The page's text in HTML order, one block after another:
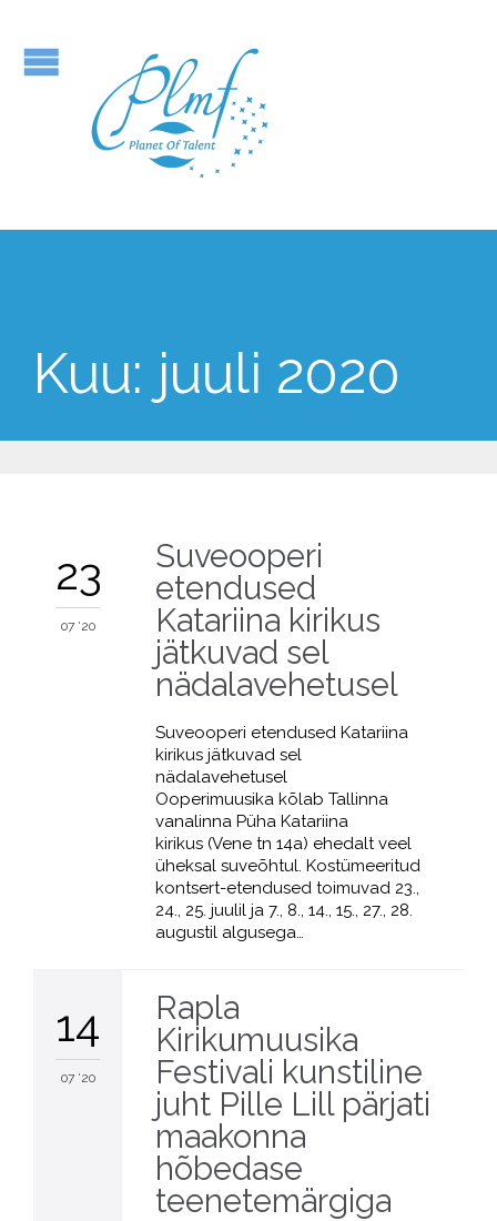
Kuu: juuli 2020
23
07 '20
Suveooperi
etendused
Katariina kirikus
jätkuvad sel
nädalavehetusel
Suveooperi etendused Katariina
kirikus jätkuvad sel
nädalavehetusel
Ooperimuusika kõlab Tallinna
vanalinna Püha Katariina
kirikus (Vene tn 14a) ehedalt veel
üheksal suveõhtul. Kostümeeritud
kontsert-etendused toimuvad 23.,
24., 25. juulil ja 7., 8., 14., 15., 27., 28.
augustil algusega…
14
07 '20
Rapla
Kirikumuusika
Festivali kunstiline
juht Pille Lill pärjati
maakonna
hõbedase
teenetemärgiga